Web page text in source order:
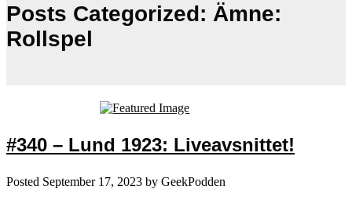
Posts Categorized: Ämne:
Rollspel
#340 – Lund 1923: Liveavsnittet!
Posted September 17, 2023 by GeekPodden